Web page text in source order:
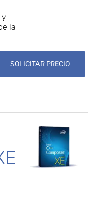
y
la
SOLICITAR PRECIO